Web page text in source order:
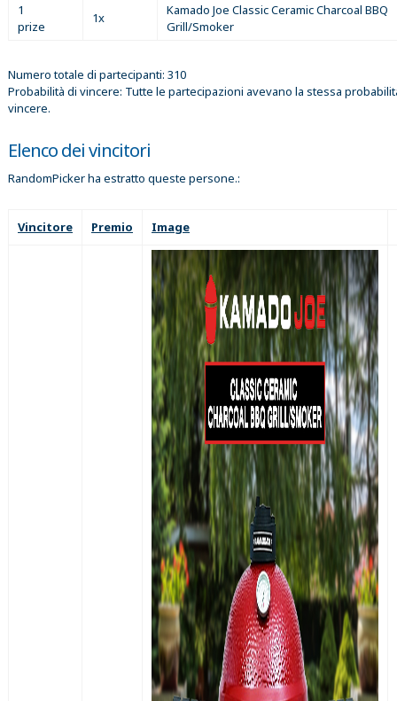
1
prize
1x
Kamado Joe Classic Ceramic Charcoal BBQ
Grill/Smoker
Numero totale di partecipanti: 310
Probabilità di vincere: Tutte le partecipazioni avevano la stessa
vincere.
Elenco dei vincitori
RandomPicker ha estratto queste persone.:
Vincitore Premio Image